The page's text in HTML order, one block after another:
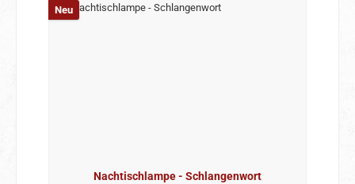
Neu
Nachtischlampe - Schlangenwort